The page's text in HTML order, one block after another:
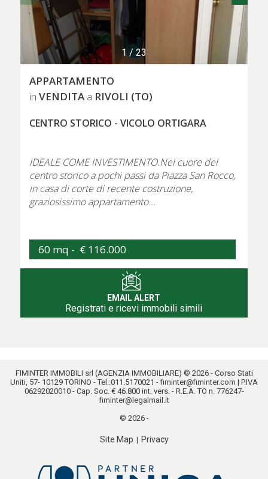
1/ 23
APPARTAMENTO
in VENDITAa RIVOLI (TO)
CENTRO STORICO - VICOLO ORTIGARA
IDEALE COME INVESTIMENTO.Nel cuore del
centro storico a pochi passi da Piazza San Rocco,
in casa di corte di recente costruzione,
graziosissimo appartamento...
60 mq - € 116.000
EMAIL ALERT
Registrati e ricevi immobili simili
FIMINTER IMMOBILI srl (AGENZIA IMMOBILIARE) © 2026 - Corso Stati
Uniti, 57- 10129 TORINO - Tel.:011.5170021 -fiminter@fiminter.com | P.IVA
06292020010 - Cap. Soc. € 46.800 int. vers. - R.E.A. TO n. 776247-
fiminter@legalmail.it
© 2026 -
Site Map | Privacy